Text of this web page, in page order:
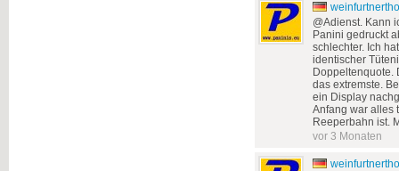
@Adienst. Kann
Panini gedruckt
schlechter. Ich
identischer
Doppeltenquote.
das extremste.
ein Display
Anfang war alles
Reeperbahn ist.
vor 3 Monaten